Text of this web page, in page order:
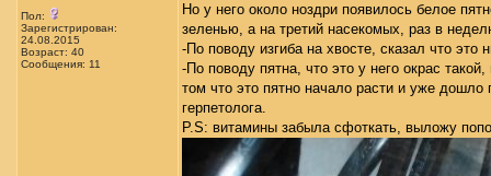
Пол:
Зарегистрирован:
24.08.2015
Возраст: 40
Сообщения: 11
Но у него около ноздри появилось белое
зеленью, а на третий насекомых, раз в
-По поводу изгиба на хвосте, сказал что это
-По поводу пятна, что это у него окрас
том что это пятно начало расти и уже
герпетолога.
P.S: витамины забыла сфоткать, выложу